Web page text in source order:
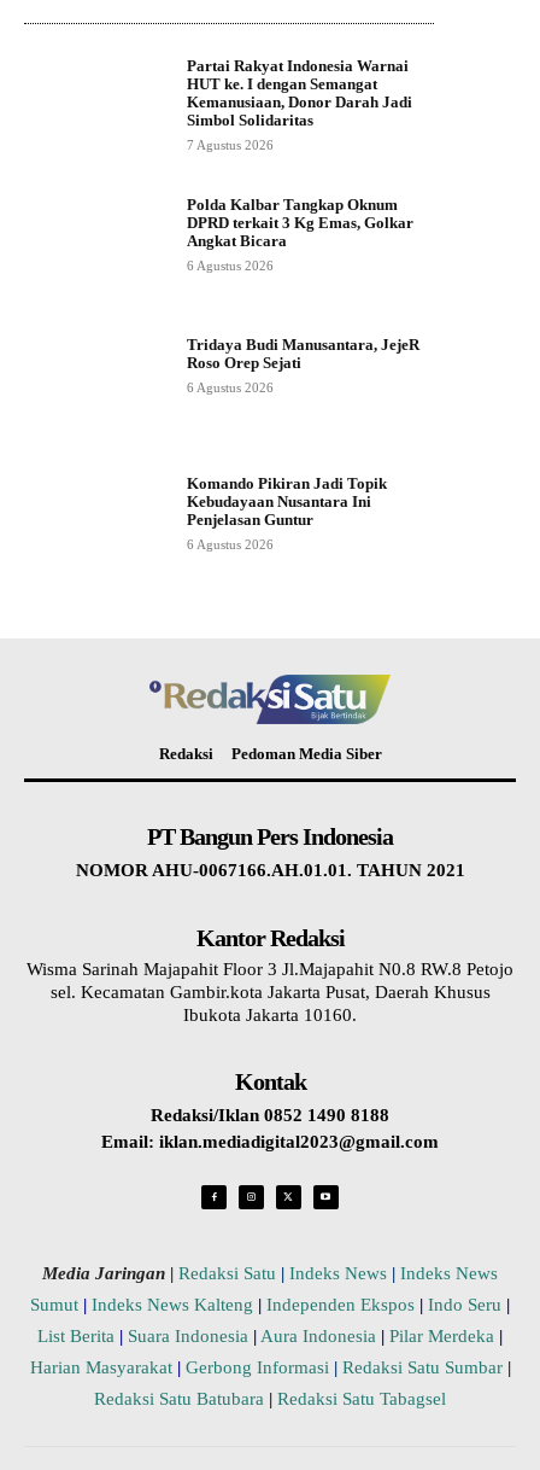
Partai Rakyat Indonesia Warnai
HUT ke. I dengan Semangat
Kemanusiaan, Donor Darah Jadi
Simbol Solidaritas
7 Agustus 2026
Polda Kalbar Tangkap Oknum
DPRD terkait 3 Kg Emas, Golkar
Angkat Bicara
6 Agustus 2026
Tridaya Budi Manusantara, JejeR
Roso Orep Sejati
6 Agustus 2026
Komando Pikiran Jadi Topik
Kebudayaan Nusantara Ini
Penjelasan Guntur
6 Agustus 2026
Redaksi Pedoman Media Siber
PT Bangun Pers Indonesia
NOMOR AHU-0067166.AH.01.01. TAHUN 2021
Kantor Redaksi
Wisma Sarinah Majapahit Floor 3 Jl.Majapahit N0.8 RW.8 Petojo
sel. Kecamatan Gambir.kota Jakarta Pusat, Daerah Khusus
Ibukota Jakarta 10160.
Kontak
Redaksi/Iklan 0852 1490 8188
Email: iklan.mediadigital2023@gmail.com
Media Jaringan | Redaksi Satu | Indeks News | Indeks News
Sumut | Indeks News Kalteng | Independen Ekspos | Indo Seru |
List Berita | Suara Indonesia |Aura Indonesia | Pilar Merdeka |
Harian Masyarakat | Gerbong Informasi | Redaksi Satu Sumbar |
Redaksi Satu Batubara | Redaksi Satu Tabagsel